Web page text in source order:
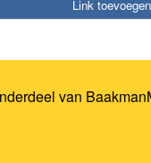
Link toevoegen
van